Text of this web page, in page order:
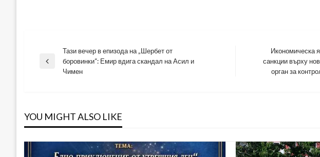
Навигация
Previous
Тази вечер в епизода на „Шербет от
боровинки“: Емир вдига скандал на Асил и
Чимен
Икономическа
санкции върху
орган за
YOU MIGHT ALSO LIKE